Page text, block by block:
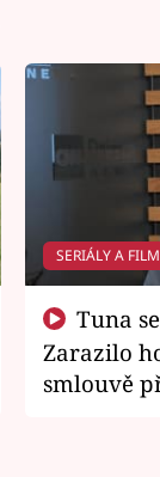
SERIÁLY A
Zarazilo
smlouvě